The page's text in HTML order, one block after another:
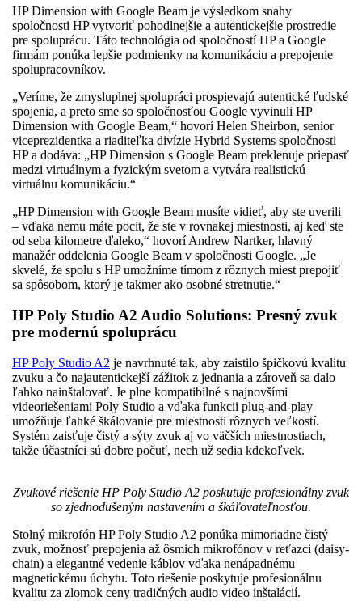
HP Dimension with Google Beam je výsledkom snahy
spoločnosti HP vytvoriť pohodlnejšie a autentickejšie prostredie
pre spoluprácu. Táto technológia od spoločností HP a Google
firmám ponúka lepšie podmienky na komunikáciu a prepojenie
spolupracovníkov.
„Veríme, že zmysluplnej spolupráci prospievajú autentické ľudské
spojenia, a preto sme so spoločnosťou Google vyvinuli HP
Dimension with Google Beam,“ hovorí Helen Sheirbon, senior
viceprezidentka a riaditeľka divízie Hybrid Systems spoločnosti
HP a dodáva: „HP Dimension s Google Beam preklenuje priepasť
medzi virtuálnym a fyzickým svetom a vytvára realistickú
virtuálnu komunikáciu.“
„HP Dimension with Google Beam musíte vidieť, aby ste uverili
–⁠⁠⁠⁠⁠⁠ vďaka nemu máte pocit, že ste v rovnakej miestnosti, aj keď ste
od seba kilometre ďaleko,“ hovorí Andrew Nartker, hlavný
manažér oddelenia Google Beam v spoločnosti Google. „Je
skvelé, že spolu s HP umožníme tímom z rôznych miest prepojiť
sa spôsobom, ktorý je takmer ako osobné stretnutie.“
HP Poly Studio A2 Audio Solutions: Presný zvuk
pre modernú spoluprácu
HP Poly Studio A2 je navrhnuté tak, aby zaistilo špičkovú kvalitu
zvuku a čo najautentickejší zážitok z jednania a zároveň sa dalo
ľahko nainštalovať. Je plne kompatibilné s najnovšími
videoriešeniami Poly Studio a vďaka funkcii plug-and-play
umožňuje ľahké škálovanie pre miestnosti rôznych veľkostí.
Systém zaisťuje čistý a sýty zvuk aj vo väčších miestnostiach,
takže účastníci sú dobre počuť, nech už sedia kdekoľvek.
Zvukové riešenie HP Poly Studio A2 poskutuje profesionálny zvuk
so zjednodušeným nastavením a škáľovateľnosťou.
Stolný mikrofón HP Poly Studio A2 ponúka mimoriadne čistý
zvuk, možnosť prepojenia až ôsmich mikrofónov v reťazci (daisy-
chain) a elegantné vedenie káblov vďaka nenápadnému
magnetickému úchytu. Toto riešenie poskytuje profesionálnu
kvalitu za zlomok ceny tradičných audio video inštalácií.